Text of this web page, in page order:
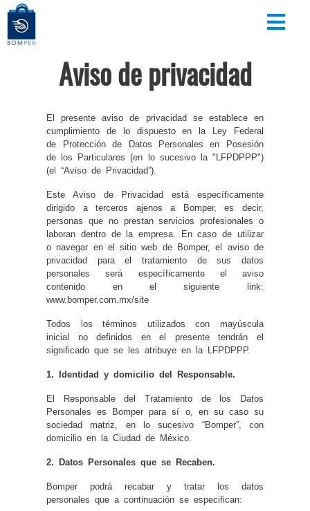
Aviso de privacidad
El presente aviso de privacidad se establece en
cumplimiento de lo dispuesto en la Ley Federal
de Protección de Datos Personales en Posesión
de los Particulares (en lo sucesivo la "LFPDPPP")
(el “Aviso de Privacidad”).
Este Aviso de Privacidad está específicamente
dirigido a terceros ajenos a Bomper, es decir,
personas que no prestan servicios profesionales o
laboran dentro de la empresa. En caso de utilizar
o navegar en el sitio web de Bomper, el aviso de
privacidad para el tratamiento de sus datos
personales será específicamente el aviso
contenido en el siguiente link:
www.bomper.com.mx/site
Todos los términos utilizados con mayúscula
inicial no definidos en el presente tendrán el
significado que se les atribuye en la LFPDPPP.
1. Identidad y domicilio del Responsable.
El Responsable del Tratamiento de los Datos
Personales es Bomper para sí o, en su caso su
sociedad matriz, en lo sucesivo “Bomper”, con
domicilio en la Ciudad de México.
2. Datos Personales que se Recaben.
Bomper podrá recabar y tratar los datos
personales que a continuación se especifican: